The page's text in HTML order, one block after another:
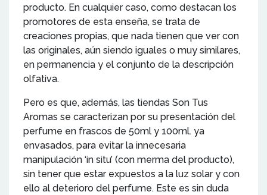
producto. En cualquier caso, como destacan los
promotores de esta enseña, se trata de
creaciones propias, que nada tienen que ver con
las originales, aún siendo iguales o muy similares,
en permanencia y el conjunto de la descripción
olfativa.
Pero es que, además, las tiendas Son Tus
Aromas se caracterizan por su presentación del
perfume en frascos de 50ml y 100ml. ya
envasados, para evitar la innecesaria
manipulación ‘in situ’ (con merma del producto),
sin tener que estar expuestos a la luz solar y con
ello al deterioro del perfume. Este es sin duda